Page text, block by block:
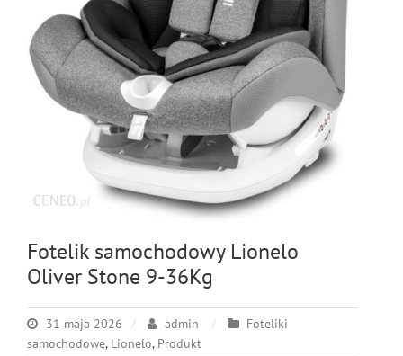
Fotelik samochodowy Lionelo
Oliver Stone 9-36Kg
31 maja 2026 admin
Foteliki
samochodowe, Lionelo, Produkt